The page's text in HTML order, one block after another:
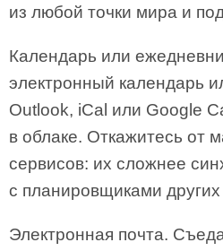
из любой точки мира и
Календарь или
электронный календарь
Outlook, iCal или Google
в облаке. Откажитесь от
сервисов: их сложнее
с планировщиками
Электронная почта.